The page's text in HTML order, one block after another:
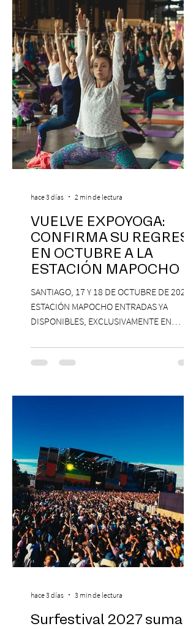
VUELVE EXPOYOGA:
CONFIRMA SU REGRESO
EN OCTUBRE A LA
ESTACIÓN MAPOCHO
SANTIAGO, 17 Y 18 DE OCTUBRE DE 2026,
ESTACIÓN MAPOCHO ENTRADAS YA
DISPONIBLES, EXCLUSIVAMENTE EN
con una edición renovada que reunirá
yoga, bienestar y vida consciente, con la
Antonella Orsini, Yoga Woman y más
Centro Cultural Estación Mapocho, espacio
que albergará durante dos jornadas una
pro
hace 3 días 2 min de lectura
Surfestival 2027 suma a
hace 3 días 3 min de lectura